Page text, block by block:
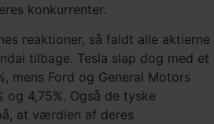
konkurrenter.
reaktioner, så faldt alle aktierne
tilbage. Tesla slap dog med et
mens Ford og General Motors
og 4,75%. Også de tyske
at værdien af deres